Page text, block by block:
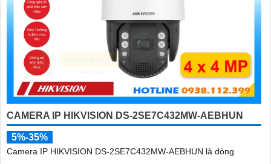
CAMERA IP HIKVISION DS-2SE7C432MW-AEBHUN
5%-35%
Camera IP HIKVISION DS-2SE7C432MW-AEBHUN là dòng